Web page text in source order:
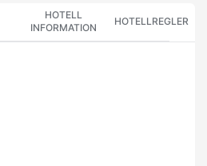
HOTELL
INFORMATION
HOTELLREGLER